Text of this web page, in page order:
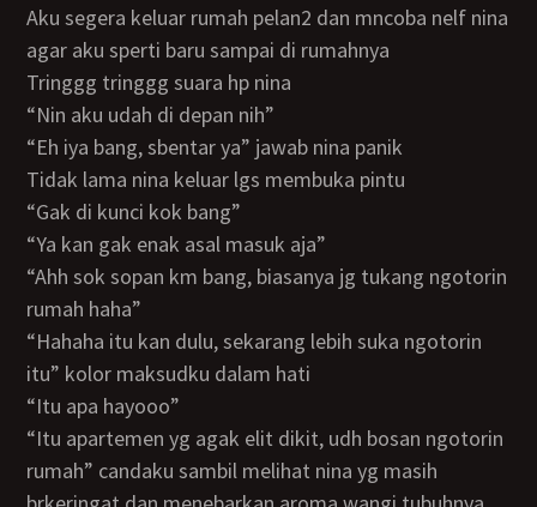
aku segera keluar rumah pelan2 dan mncoba nelf nina
agar aku sperti baru sampai di rumahnya
tringgg tringgg suara hp nina
“nin aku udah di depan nih”
“eh iya bang, sbentar ya” jawab nina panik
tidak lama nina keluar lgs membuka pintu
“gak di kunci kok bang”
“ya kan gak enak asal masuk aja”
“ahh sok sopan km bang, biasanya jg tukang ngotorin
rumah haha”
“hahaha itu kan dulu, sekarang lebih suka ngotorin
itu” kolor maksudku dalam hati
“itu apa hayooo”
“itu apartemen yg agak elit dikit, udh bosan ngotorin
rumah” candaku sambil melihat nina yg masih